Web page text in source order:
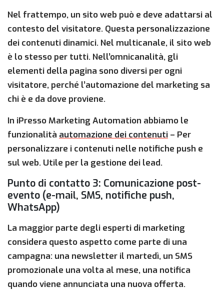
Nel frattempo, un sito web può e deve adattarsi al
contesto del visitatore. Questa personalizzazione
dei contenuti dinamici. Nel multicanale, il sito web
è lo stesso per tutti. Nell’omnicanalità, gli
elementi della pagina sono diversi per ogni
visitatore, perché l’automazione del marketing sa
chi è e da dove proviene.
In iPresso Marketing Automation abbiamo le
funzionalità automazione dei contenuti – Per
personalizzare i contenuti nelle notifiche push e
sul web. Utile per la gestione dei lead.
Punto di contatto 3: Comunicazione post-
evento (e-mail, SMS, notifiche push,
WhatsApp)
La maggior parte degli esperti di marketing
considera questo aspetto come parte di una
campagna: una newsletter il martedì, un SMS
promozionale una volta al mese, una notifica
quando viene annunciata una nuova offerta.